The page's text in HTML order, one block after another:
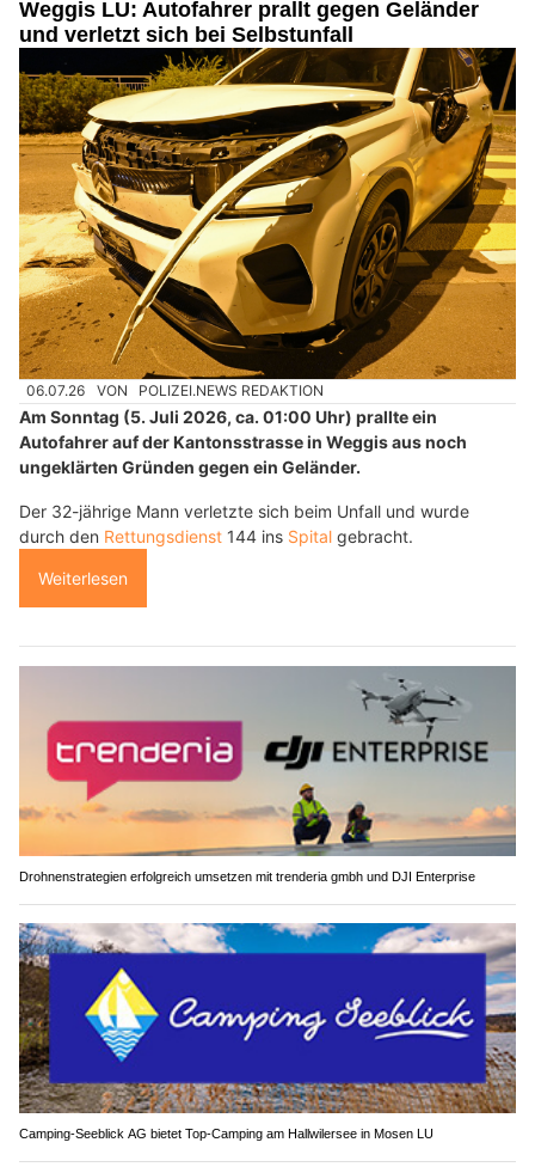
Weggis LU: Autofahrer prallt gegen Geländer
und verletzt sich bei Selbstunfall
06.07.26 VON POLIZEI.NEWS REDAKTION
Am Sonntag (5. Juli 2026, ca. 01:00 Uhr) prallte ein
Autofahrer auf der Kantonsstrasse in Weggis aus noch
ungeklärten Gründen gegen ein Geländer.
Der 32-jährige Mann verletzte sich beim Unfall und wurde
durch den Rettungsdienst 144 ins Spital gebracht.
Weiterlesen
Drohnenstrategien erfolgreich umsetzen mit trenderia gmbh und DJI Enterprise
Camping-Seeblick AG bietet Top-Camping am Hallwilersee in Mosen LU